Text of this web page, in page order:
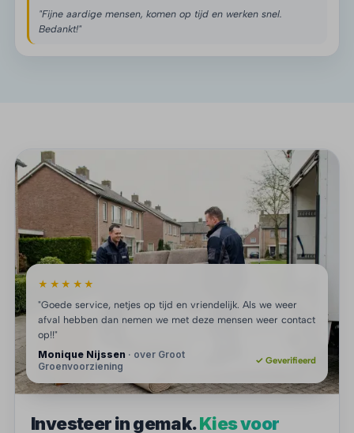
"Fijne aardige mensen, komen op tijd en werken snel.
Bedankt!"
★★★★★
"Goede service, netjes op tijd en vriendelijk. Als we weer
afval hebben dan nemen we met deze mensen weer contact
op!!"
Monique Nijssen · over Groot
Groenvoorziening
✓ Geverifieerd
Investeer in gemak.Kies voor